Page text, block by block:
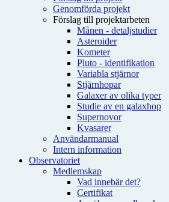
Genomförda projekt
Förslag till projektarbeten
Månen - detaljstudier
Asteroider
Kometer
Pluto - identifikation
Variabla stjärnor
Stjärnhopar
Galaxer av olika typer
Studie av en galaxhop
Supernovor
Kvasarer
Användarmanual
Intern information
Observatoriet
Medlemskap
Vad innebär det?
Certifikat